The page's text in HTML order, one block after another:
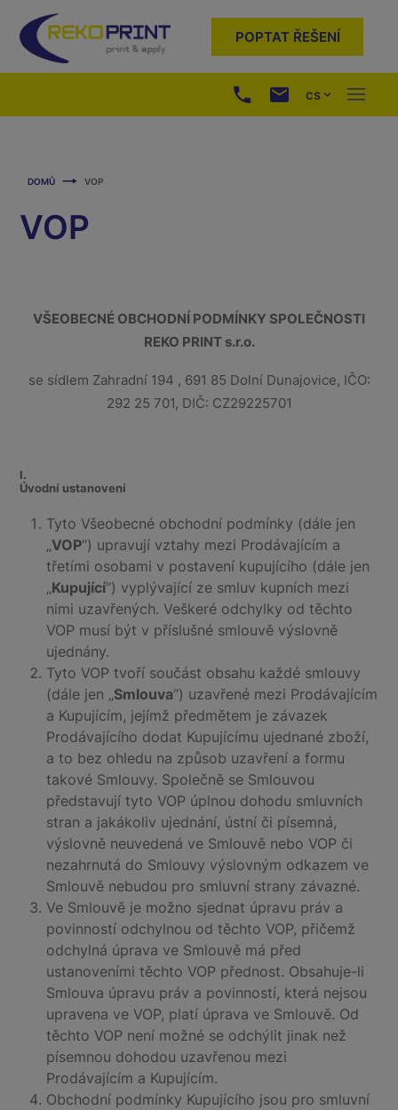
POPTAT ŘEŠENÍ
cs
DOMŮ VOP
VOP
VŠEOBECNÉ OBCHODNÍ PODMÍNKY SPOLEČNOSTI
REKO PRINT s.r.o.
se sídlem Zahradní 194 , 691 85 Dolní Dunajovice, IČO:
292 25 701, DIČ: CZ29225701
I.
Úvodní ustanovení
Tyto Všeobecné obchodní podmínky (dále jen
„VOP“) upravují vztahy mezi Prodávajícím a
třetími osobami v postavení kupujícího (dále jen
„Kupující“) vyplývající ze smluv kupních mezi
nimi uzavřených. Veškeré odchylky od těchto
VOP musí být v příslušné smlouvě výslovně
ujednány.
Tyto VOP tvoří součást obsahu každé smlouvy
(dále jen „Smlouva“) uzavřené mezi Prodávajícím
a Kupujícím, jejímž předmětem je závazek
Prodávajícího dodat Kupujícímu ujednané zboží,
a to bez ohledu na způsob uzavření a formu
takové Smlouvy. Společně se Smlouvou
představují tyto VOP úplnou dohodu smluvních
stran a jakákoliv ujednání, ústní či písemná,
výslovně neuvedená ve Smlouvě nebo VOP či
nezahrnutá do Smlouvy výslovným odkazem ve
Smlouvě nebudou pro smluvní strany závazné.
Ve Smlouvě je možno sjednat úpravu práv a
povinností odchylnou od těchto VOP, přičemž
odchylná úprava ve Smlouvě má před
ustanoveními těchto VOP přednost. Obsahuje-li
Smlouva úpravu práv a povinností, která nejsou
upravena ve VOP, platí úprava ve Smlouvě. Od
těchto VOP není možné se odchýlit jinak než
písemnou dohodou uzavřenou mezi
Prodávajícím a Kupujícím.
Obchodní podmínky Kupujícího jsou pro smluvní